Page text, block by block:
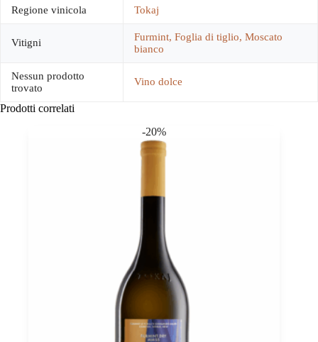
Regione vinicola Tokaj
Vitigni
Furmint, Foglia di tiglio, Moscato
bianco
Nessun prodotto
trovato
Vino dolce
Prodotti correlati
-20%